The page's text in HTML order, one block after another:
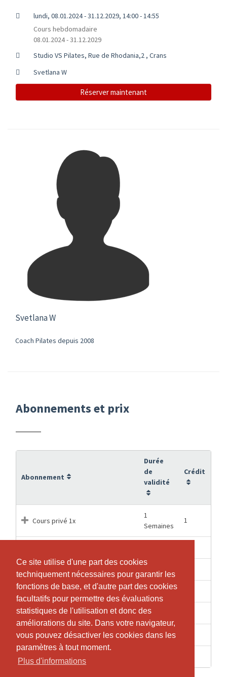
Ce site utilise d'une part des cookies
techniquement nécessaires pour garantir les
fonctions de base, et d'autre part des cookies
facultatifs pour permettre des évaluations
statistiques de l'utilisation et donc des
améliorations du site. Dans votre navigateur,
vous pouvez désactiver les cookies dans les
paramètres à tout moment.
Plus d'informations
Ce site utilise d'une part des cookies
techniquement nécessaires pour garantir les
fonctions de base, et d'autre part des cookies
facultatifs pour permettre des évaluations
statistiques de l'utilisation et donc des
améliorations du site. Dans votre navigateur,
vous pouvez désactiver les cookies dans les
paramètres à tout moment.
Plus d'informations
lundi, 08.01.2024 - 31.12.2029, 14:00 - 14:55
Cours hebdomadaire
08.01.2024 - 31.12.2029
Studio VS Pilates, Rue de Rhodania,2 , Crans
Svetlana W
Réserver maintenant
Svetlana W
Coach Pilates depuis 2008
Abonnements et prix
Abonnement
Durée
de
validité
Crédit
Cours privé 1x
1
Semaines
1
Cours privé Grand Equipement 1 Mois
Cours privés 10x 6 Mois
Cours privés 10x GE 6 Mois
Cours privés 20x 12 Mois
Cours privés 5x GE